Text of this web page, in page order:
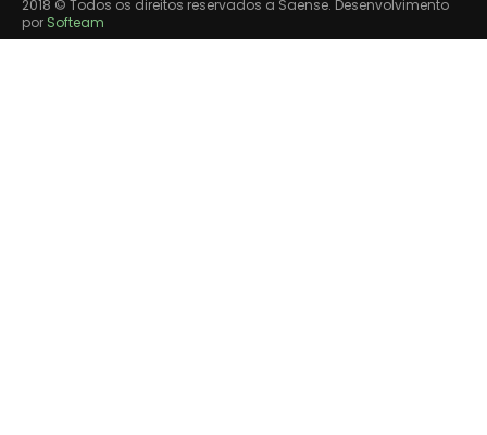
2018 © Todos os direitos reservados a Saense. Desenvolvimento
por Softeam